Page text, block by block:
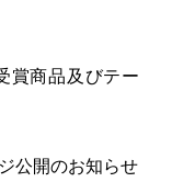
賞商品及びテー
公開のお知らせ